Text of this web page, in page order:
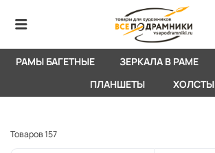
РАМЫ БАГЕТНЫЕ ЗЕРКАЛА В РАМЕ
ПЛАНШЕТЫ
ХОЛСТЫ
Товаров157